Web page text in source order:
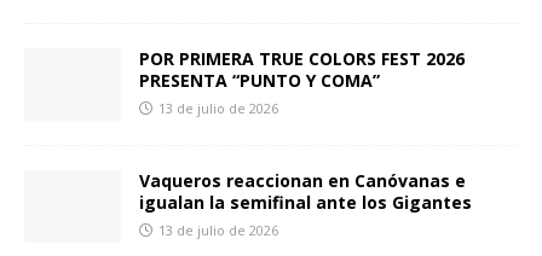
POR PRIMERA TRUE COLORS FEST 2026
PRESENTA “PUNTO Y COMA”
13 de julio de 2026
Vaqueros reaccionan en Canóvanas e
igualan la semifinal ante los Gigantes
13 de julio de 2026